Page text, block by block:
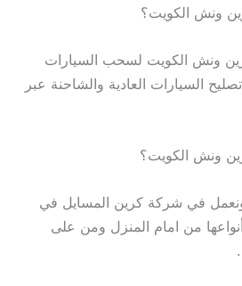
ونش الكويت؟
ونش الكويت لسحب السيارات
السيارات العادية والشاحنة عبر
ونش الكويت؟
ونعمل في شركة كرين المسايل في
من امام المنزل ومن على